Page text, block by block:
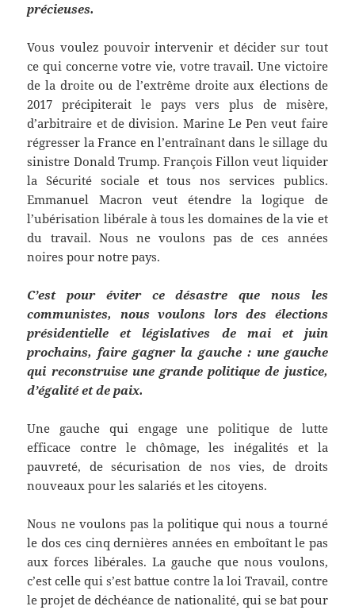
précieuses.
Vous voulez pouvoir intervenir et décider sur tout
ce qui concerne votre vie, votre travail. Une victoire
de la droite ou de l’extrême droite aux élections de
2017 précipiterait le pays vers plus de misère,
d’arbitraire et de division. Marine Le Pen veut faire
régresser la France en l’entraînant dans le sillage du
sinistre Donald Trump. François Fillon veut liquider
la Sécurité sociale et tous nos services publics.
Emmanuel Macron veut étendre la logique de
l’ubérisation libérale à tous les domaines de la vie et
du travail. Nous ne voulons pas de ces années
noires pour notre pays.
C’est pour éviter ce désastre que nous les
communistes, nous voulons lors des élections
présidentielle et législatives de mai et juin
prochains, faire gagner la gauche : une gauche
qui reconstruise une grande politique de justice,
d’égalité et de paix.
Une gauche qui engage une politique de lutte
efficace contre le chômage, les inégalités et la
pauvreté, de sécurisation de nos vies, de droits
nouveaux pour les salariés et les citoyens.
Nous ne voulons pas la politique qui nous a tourné
le dos ces cinq dernières années en emboîtant le pas
aux forces libérales. La gauche que nous voulons,
c’est celle qui s’est battue contre la loi Travail, contre
le projet de déchéance de nationalité, qui se bat pour